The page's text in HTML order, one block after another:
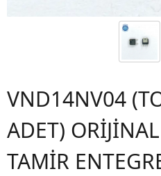
VND14NV04
ADET)
TAMİR